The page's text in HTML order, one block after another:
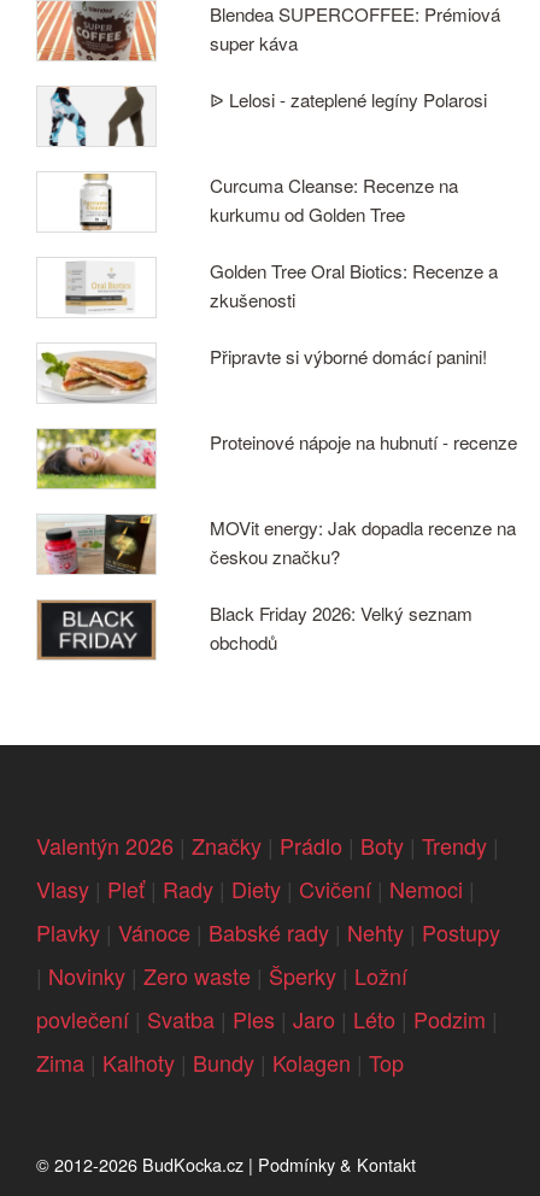
Blendea SUPERCOFFEE: Prémiová
super káva
ᐉ Lelosi - zateplené legíny Polarosi
Curcuma Cleanse: Recenze na
kurkumu od Golden Tree
Golden Tree Oral Biotics: Recenze a
zkušenosti
Připravte si výborné domácí panini!
Proteinové nápoje na hubnutí - recenze
MOVit energy: Jak dopadla recenze na
českou značku?
Black Friday 2026: Velký seznam
obchodů
Valentýn 2026 | Značky | Prádlo | Boty | Trendy |
Vlasy | Pleť| Rady | Diety | Cvičení| Nemoci |
Plavky | Vánoce | Babské rady | Nehty | Postupy
| Novinky | Zero waste | Šperky | Ložní
povlečení| Svatba | Ples | Jaro | Léto | Podzim |
Zima | Kalhoty | Bundy | Kolagen | Top
© 2012-2026 BudKocka.cz | Podmínky & Kontakt